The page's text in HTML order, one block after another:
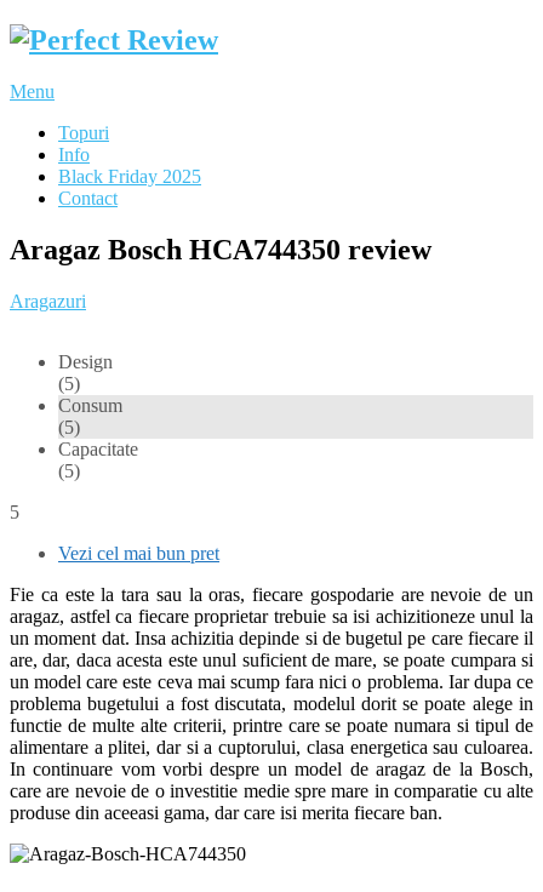
Menu
Topuri
Info
Black Friday 2025
Contact
Aragaz Bosch HCA744350 review
Aragazuri
Design
(5)
Consum
(5)
Capacitate
(5)
5
Vezi cel mai bun pret
Fie ca este la tara sau la oras, fiecare gospodarie are nevoie de un
aragaz, astfel ca fiecare proprietar trebuie sa isi achizitioneze unul la
un moment dat. Insa achizitia depinde si de bugetul pe care fiecare il
are, dar, daca acesta este unul suficient de mare, se poate cumpara si
un model care este ceva mai scump fara nici o problema. Iar dupa ce
problema bugetului a fost discutata, modelul dorit se poate alege in
functie de multe alte criterii, printre care se poate numara si tipul de
alimentare a plitei, dar si a cuptorului, clasa energetica sau culoarea.
In continuare vom vorbi despre un model de aragaz de la Bosch,
care are nevoie de o investitie medie spre mare in comparatie cu alte
produse din aceeasi gama, dar care isi merita fiecare ban.